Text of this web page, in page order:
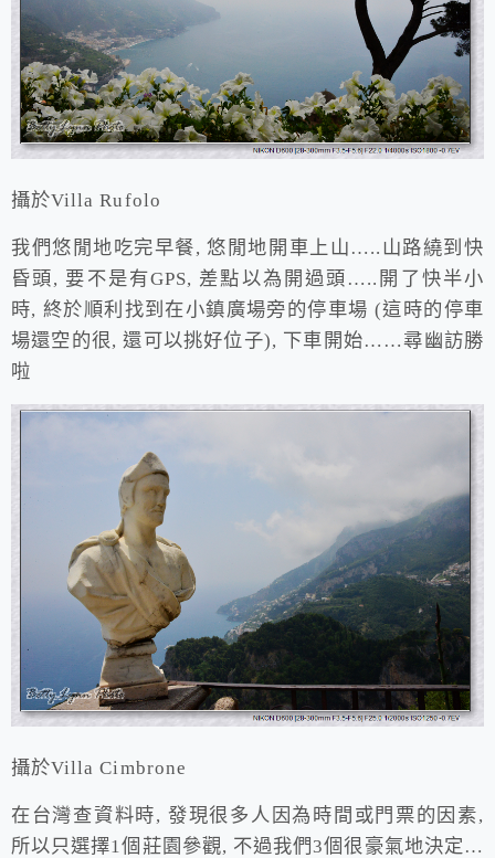
攝於Villa Rufolo
我們悠閒地吃完早餐, 悠閒地開車上山…..山路繞到快
昏頭, 要不是有GPS, 差點以為開過頭…..開了快半小
時, 終於順利找到在小鎮廣場旁的停車場 (這時的停車
場還空的很, 還可以挑好位子), 下車開始……尋幽訪勝
啦
攝於Villa Cimbrone
在台灣查資料時, 發現很多人因為時間或門票的因素,
所以只選擇1個莊園參觀, 不過我們3個很豪氣地決定…